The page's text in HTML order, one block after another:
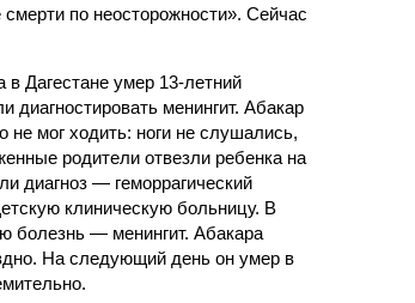
по неосторожности». Сейчас
Дагестане умер 13-летний
диагностировать менингит. Абакар
не мог ходить: ноги не слушались,
родители отвезли ребенка на
диагноз — геморрагический
клиническую больницу. В
болезнь — менингит. Абакара
На следующий день он умер в